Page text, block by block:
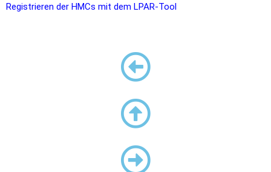
Registrieren der HMCs mit dem LPAR-Tool